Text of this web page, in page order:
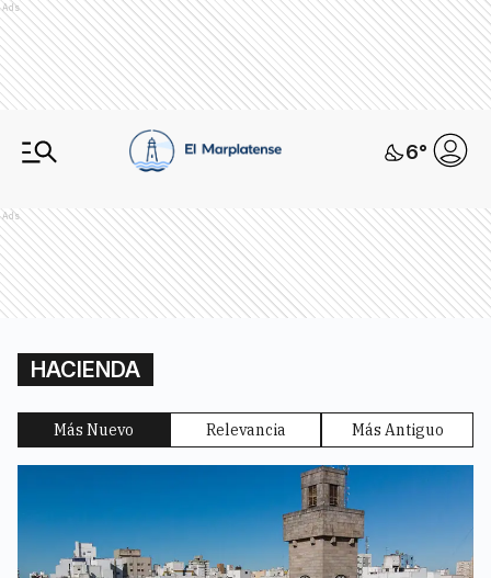
Ads
6°
Ads
HACIENDA
Más Nuevo Relevancia Más Antiguo